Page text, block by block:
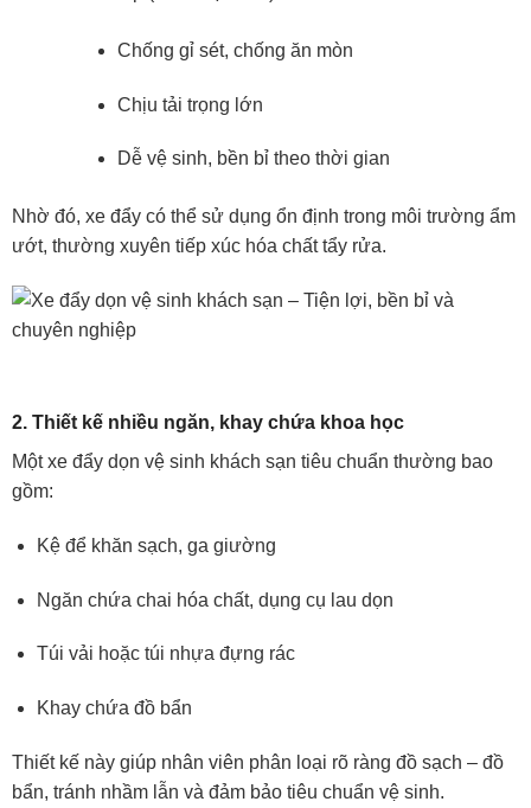
Chống gỉ sét, chống ăn mòn
Chịu tải trọng lớn
Dễ vệ sinh, bền bỉ theo thời gian
Nhờ đó, xe đẩy có thể sử dụng ổn định trong môi trường ẩm
ướt, thường xuyên tiếp xúc hóa chất tẩy rửa.
2. Thiết kế nhiều ngăn, khay chứa khoa học
Một xe đẩy dọn vệ sinh khách sạn tiêu chuẩn thường bao
gồm:
Kệ để khăn sạch, ga giường
Ngăn chứa chai hóa chất, dụng cụ lau dọn
Túi vải hoặc túi nhựa đựng rác
Khay chứa đồ bẩn
Thiết kế này giúp nhân viên phân loại rõ ràng đồ sạch – đồ
bẩn, tránh nhầm lẫn và đảm bảo tiêu chuẩn vệ sinh.